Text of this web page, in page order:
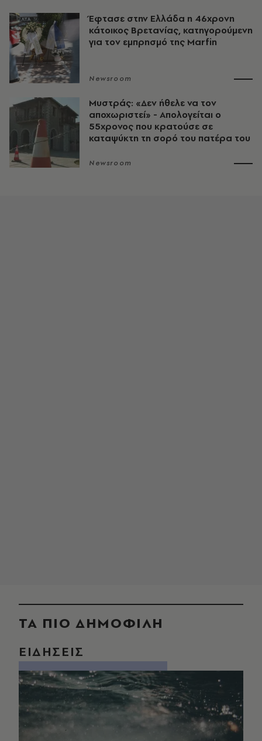
Έφτασε στην Ελλάδα η 46χρονη
κάτοικος Βρετανίας, κατηγορούμενη
για τον εμπρησμό της Marfin
Newsroom
Μυστράς: «Δεν ήθελε να τον
αποχωριστεί» - Απολογείται ο
55χρονος που κρατούσε σε
καταψύκτη τη σορό του πατέρα του
Newsroom
ΤΑ ΠΙΟ ΔΗΜΟΦΙΛΗ
ΕΙΔΗΣΕΙΣ